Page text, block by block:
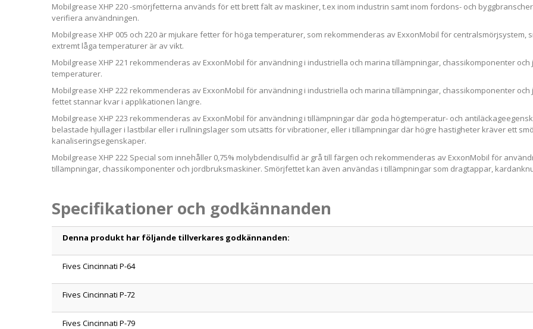
Mobilgrease XHP 220 -smörjfetterna används för ett brett fält av maskiner, t.ex inom industrin samt inom fordons- och
verifiera användningen.
Mobilgrease XHP 005 och 220 är mjukare fetter för höga temperaturer, som rekommenderas av ExxonMobil för
extremt låga temperaturer är av vikt.
Mobilgrease XHP 221 rekommenderas av ExxonMobil för användning i industriella och marina tillämpningar, chassikomponenter
temperaturer.
Mobilgrease XHP 222 rekommenderas av ExxonMobil för användning i industriella och marina tillämpningar, chassikomponenter
fettet stannar kvar i applikationen längre.
Mobilgrease XHP 223 rekommenderas av ExxonMobil för användning i tillämpningar där goda högtemperatur- och
belastade hjullager i lastbilar eller i rullningslager som utsätts för vibrationer, eller i tillämpningar där högre hastigheter kräver ett
kanaliseringsegenskaper.
Mobilgrease XHP 222 Special som innehåller 0,75% molybdendisulfid är grå till färgen och rekommenderas av ExxonMobil för
tillämpningar, chassikomponenter och jordbruksmaskiner. Smörjfettet kan även användas i tillämpningar som dragtappar,
Specifikationer och godkännanden
Denna produkt har följande tillverkares godkännanden:
Fives Cincinnati P-64
Fives Cincinnati P-72
Fives Cincinnati P-79